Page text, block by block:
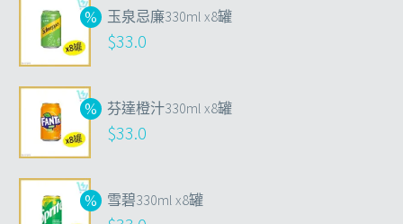
玉泉忌廉330ml x8罐
$33.0
芬達橙汁330ml x8罐
$33.0
雪碧330ml x8罐